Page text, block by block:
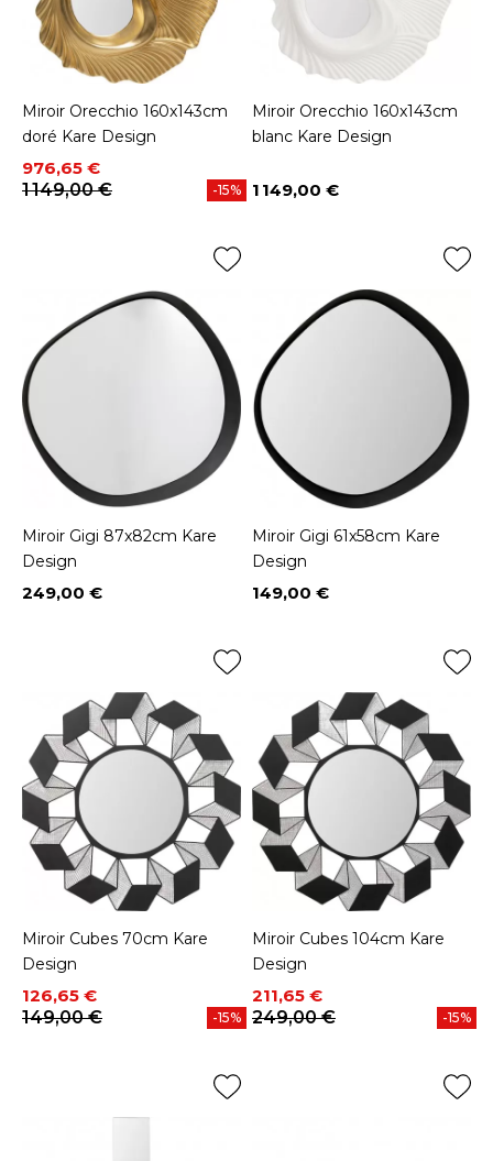
Miroir Orecchio 160x143cm
doré Kare Design
Prix
976,65 €
Prix de base
1 149,00 €
-15%
Miroir Orecchio 160x143cm
blanc Kare Design
Prix
1 149,00 €
Miroir Gigi 87x82cm Kare
Design
Prix
249,00 €
Miroir Gigi 61x58cm Kare
Design
Prix
149,00 €
Miroir Cubes 70cm Kare
Design
Prix
126,65 €
Prix de base
149,00 €
-15%
Miroir Cubes 104cm Kare
Design
Prix
211,65 €
Prix de base
249,00 €
-15%